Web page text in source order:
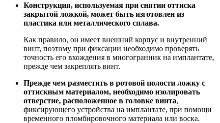
Конструкция, используемая при снятии оттиска
закрытой ложкой, может быть изготовлен из
пластика или металлического сплава.
Как правило, он имеет внешний корпус и внутренний
винт, поэтому при фиксации необходимо проверять
точность его вхождения в многогранник на имплантате,
прежде чем закреплять винт.
Прежде чем разместить в ротовой полости ложку с
оттискным материалом, необходимо изолировать
отверстие, расположенное в головке винта,
фиксирующего устройства на имплантате, при помощи
временного пломбировочного материала или воска.